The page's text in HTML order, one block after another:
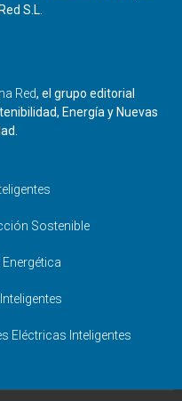
S.L.
Red, el grupo editorial
Energía y Nuevas
Sostenible
Energética
Eléctricas Inteligentes